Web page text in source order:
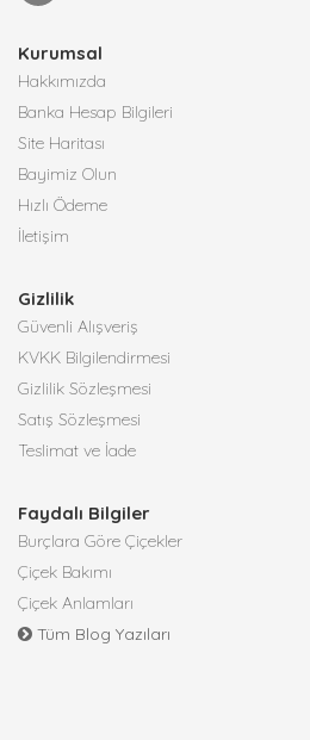
Kurumsal
Hakkımızda
Banka Hesap Bilgileri
Site Haritası
Bayimiz Olun
Hızlı Ödeme
İletişim
Gizlilik
Güvenli Alışveriş
KVKK Bilgilendirmesi
Gizlilik Sözleşmesi
Satış Sözleşmesi
Teslimat ve İade
Faydalı Bilgiler
Burçlara Göre Çiçekler
Çiçek Bakımı
Çiçek Anlamları
Tüm Blog Yazıları